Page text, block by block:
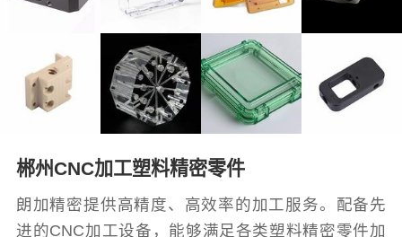
郴州CNC加工塑料精密零件
朗加精密提供高精度、高效率的加工服务。配备先
进的CNC加工设备，能够满足各类塑料精密零件加